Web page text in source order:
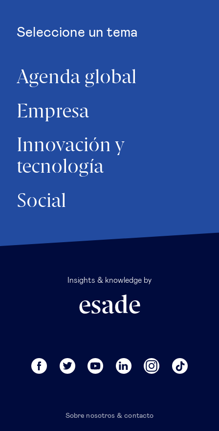
Seleccione un tema
Agenda global
Empresa
Innovación y
tecnología
Social
Insights & knowledge by
Sobre nosotros & contacto